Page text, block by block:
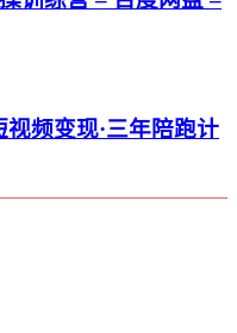
频变现·三年陪跑计